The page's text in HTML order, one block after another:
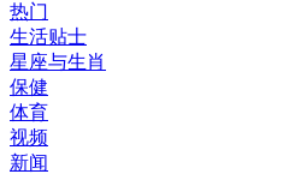
热门
生活贴士
星座与生肖
保健
体育
视频
新闻